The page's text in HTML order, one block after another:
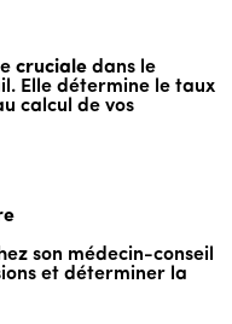
cruciale dans le
Elle détermine le taux
calcul de vos
son médecin-conseil
et déterminer la